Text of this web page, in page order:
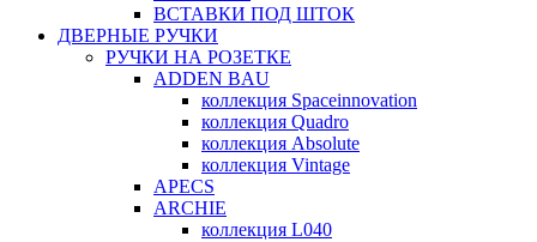
ВСТАВКИ ПОД ШТОК
ДВЕРНЫЕ РУЧКИ
РУЧКИ НА РОЗЕТКЕ
ADDEN BAU
коллекция Spaceinnovation
коллекция Quadro
коллекция Absolute
коллекция Vintage
APECS
ARCHIE
коллекция L040